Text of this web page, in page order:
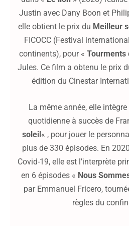
Justin avec Dany Boon et
elle obtient le prix du Meilleur
FICOCC (Festival
continents), pour « Tourments
Jules. Ce film a obtenu le prix
édition du Cinestar
La même année, elle
quotidienne à succès de
soleil « , pour jouer le
plus de 330 épisodes. En
Covid-19, elle est l’interprète
en 6 épisodes « Nous
par Emmanuel Fricero,
règles du